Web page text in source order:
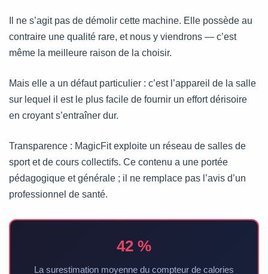
Il ne s’agit pas de démolir cette machine. Elle possède au
contraire une qualité rare, et nous y viendrons — c’est
même la meilleure raison de la choisir.
Mais elle a un défaut particulier : c’est l’appareil de la salle
sur lequel il est le plus facile de fournir un effort dérisoire
en croyant s’entraîner dur.
Transparence : MagicFit exploite un réseau de salles de
sport et de cours collectifs. Ce contenu a une portée
pédagogique et générale ; il ne remplace pas l’avis d’un
professionnel de santé.
42 %
La surestimation moyenne du compteur de calories